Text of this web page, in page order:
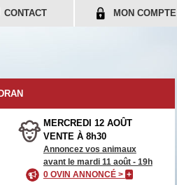
CONTACT MON COMPTE
MERCREDI 12 AOÛT
VENTE À 8h30
Annoncez vos animaux
avant le mardi 11 août - 19h
0 OVIN ANNONCÉ > +